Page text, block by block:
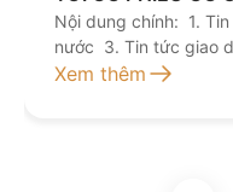
VCG, TLG
Nội dung chính: 1.
nước 3. Tin tức giao
giao dịch 5. Khuyến
Xem thêm